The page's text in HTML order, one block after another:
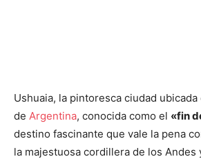
Ushuaia, la pintoresca ciudad
de Argentina, conocida como el «fin
destino fascinante que vale la pena
la majestuosa cordillera de los Andes